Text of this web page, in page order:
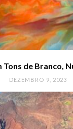
Tons de Branco,
DEZEMBRO 9, 2023